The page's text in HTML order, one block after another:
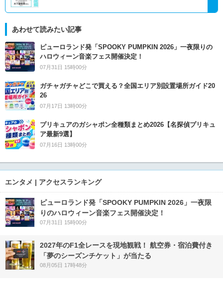
あわせて読みたい記事
ピューロランド発「SPOOKY PUMPKIN 2026」一夜限りの
ハロウィーン音楽フェス開催決定！
07月31日 15時00分
ガチャガチャどこで買える？全国エリア別設置場所ガイド20
26
07月17日 13時00分
プリキュアのガシャポン全種類まとめ2026【名探偵プリキュ
ア最新9選】
07月16日 13時00分
エンタメ | アクセスランキング
ピューロランド発「SPOOKY PUMPKIN 2026」一夜限
りのハロウィーン音楽フェス開催決定！
07月31日 15時00分
2027年のF1全レースを現地観戦！ 航空券・宿泊費付き
「夢のシーズンチケット」が当たる
08月05日 17時48分